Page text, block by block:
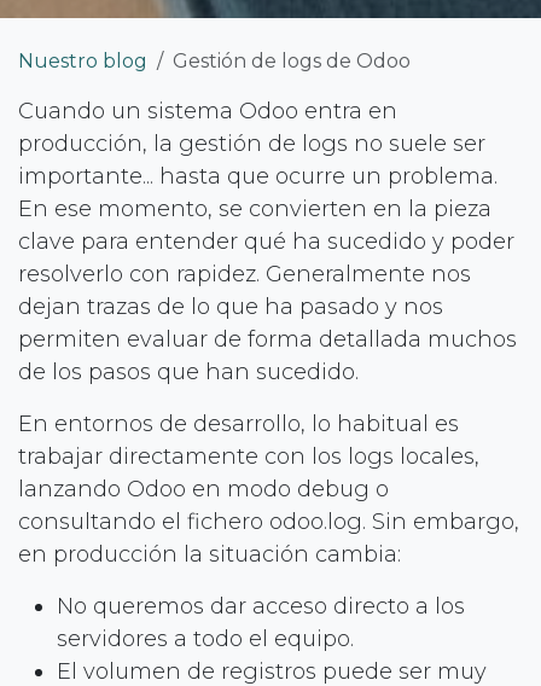
Nuestro blog Gestión de logs de Odoo
Cuando un sistema Odoo entra en
producción, la gestión de logs no suele ser
importante... hasta que ocurre un problema.
En ese momento, se convierten en la pieza
clave para entender qué ha sucedido y poder
resolverlo con rapidez. Generalmente nos
dejan trazas de lo que ha pasado y nos
permiten evaluar de forma detallada muchos
de los pasos que han sucedido.
En entornos de desarrollo, lo habitual es
trabajar directamente con los logs locales,
lanzando Odoo en modo debug o
consultando el fichero odoo.log. Sin embargo,
en producción la situación cambia:
No queremos dar acceso directo a los
servidores a todo el equipo.
El volumen de registros puede ser muy